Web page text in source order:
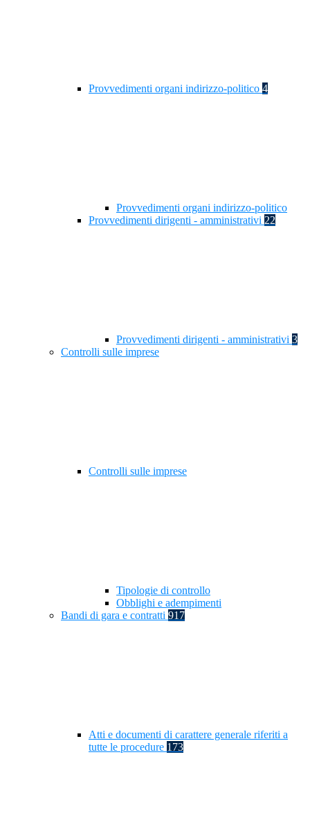
Provvedimenti organi indirizzo-politico 4
Provvedimenti organi indirizzo-politico
Provvedimenti dirigenti - amministrativi 22
Provvedimenti dirigenti - amministrativi 3
Controlli sulle imprese
Controlli sulle imprese
Tipologie di controllo
Obblighi e adempimenti
Bandi di gara e contratti 917
Atti e documenti di carattere generale riferiti a
tutte le procedure 173